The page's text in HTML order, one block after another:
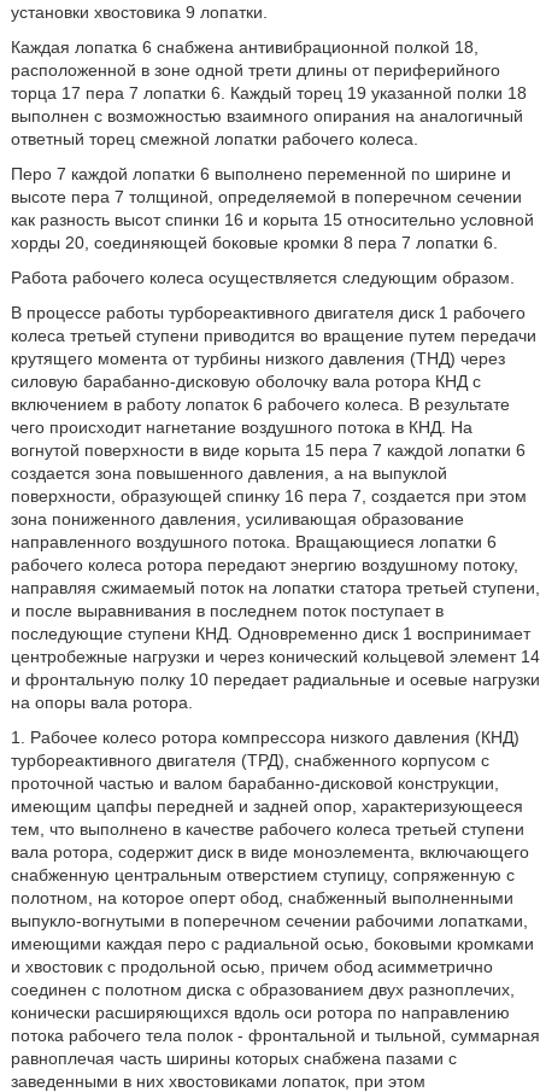
установки хвостовика 9 лопатки.
Каждая лопатка 6 снабжена антивибрационной полкой 18,
расположенной в зоне одной трети длины от периферийного
торца 17 пера 7 лопатки 6. Каждый торец 19 указанной полки 18
выполнен с возможностью взаимного опирания на аналогичный
ответный торец смежной лопатки рабочего колеса.
Перо 7 каждой лопатки 6 выполнено переменной по ширине и
высоте пера 7 толщиной, определяемой в поперечном сечении
как разность высот спинки 16 и корыта 15 относительно условной
хорды 20, соединяющей боковые кромки 8 пера 7 лопатки 6.
Работа рабочего колеса осуществляется следующим образом.
В процессе работы турбореактивного двигателя диск 1 рабочего
колеса третьей ступени приводится во вращение путем передачи
крутящего момента от турбины низкого давления (ТНД) через
силовую барабанно-дисковую оболочку вала ротора КНД с
включением в работу лопаток 6 рабочего колеса. В результате
чего происходит нагнетание воздушного потока в КНД. На
вогнутой поверхности в виде корыта 15 пера 7 каждой лопатки 6
создается зона повышенного давления, а на выпуклой
поверхности, образующей спинку 16 пера 7, создается при этом
зона пониженного давления, усиливающая образование
направленного воздушного потока. Вращающиеся лопатки 6
рабочего колеса ротора передают энергию воздушному потоку,
направляя сжимаемый поток на лопатки статора третьей ступени,
и после выравнивания в последнем поток поступает в
последующие ступени КНД. Одновременно диск 1 воспринимает
центробежные нагрузки и через конический кольцевой элемент 14
и фронтальную полку 10 передает радиальные и осевые нагрузки
на опоры вала ротора.
1. Рабочее колесо ротора компрессора низкого давления (КНД)
турбореактивного двигателя (ТРД), снабженного корпусом с
проточной частью и валом барабанно-дисковой конструкции,
имеющим цапфы передней и задней опор, характеризующееся
тем, что выполнено в качестве рабочего колеса третьей ступени
вала ротора, содержит диск в виде моноэлемента, включающего
снабженную центральным отверстием ступицу, сопряженную с
полотном, на которое оперт обод, снабженный выполненными
выпукло-вогнутыми в поперечном сечении рабочими лопатками,
имеющими каждая перо с радиальной осью, боковыми кромками
и хвостовик с продольной осью, причем обод асимметрично
соединен с полотном диска с образованием двух разноплечих,
конически расширяющихся вдоль оси ротора по направлению
потока рабочего тела полок - фронтальной и тыльной, суммарная
равноплечая часть ширины которых снабжена пазами с
заведенными в них хвостовиками лопаток, при этом